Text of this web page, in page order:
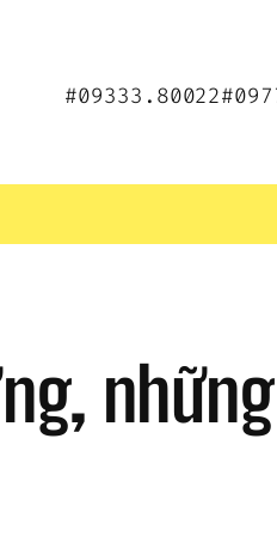
#09333.80022